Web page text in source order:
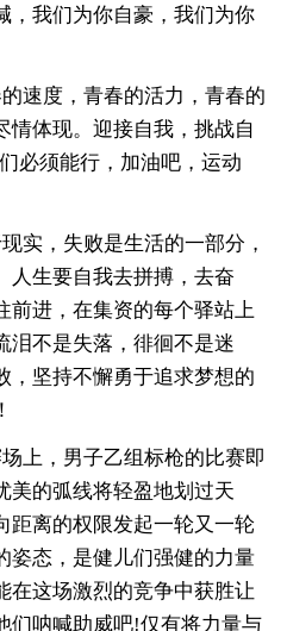
，我们为你自豪，我们为你
度，青春的活力，青春的
情体现。迎接自我，挑战自
必须能行，加油吧，运动
，失败是生活的一部分，
人生要自我去拼搏，去奋
前进，在集资的每个驿站上
泪不是失落，徘徊不是迷
，坚持不懈勇于追求梦想的
，男子乙组标枪的比赛即
美的弧线将轻盈地划过天
距离的权限发起一轮又一轮
姿态，是健儿们强健的力量
在这场激烈的竞争中获胜让
们呐喊助威吧!仅有将力量与